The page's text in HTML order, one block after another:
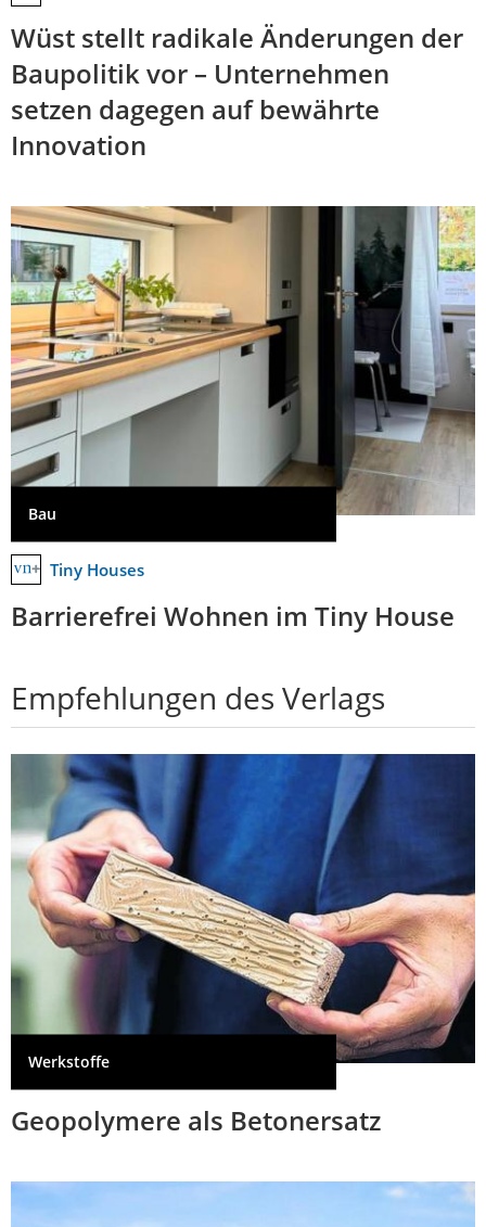
Wüst stellt radikale Änderungen der
Baupolitik vor – Unternehmen
setzen dagegen auf bewährte
Innovation
Bau
Tiny Houses
Barrierefrei Wohnen im Tiny House
Empfehlungen des Verlags
Werkstoffe
Geopolymere als Betonersatz